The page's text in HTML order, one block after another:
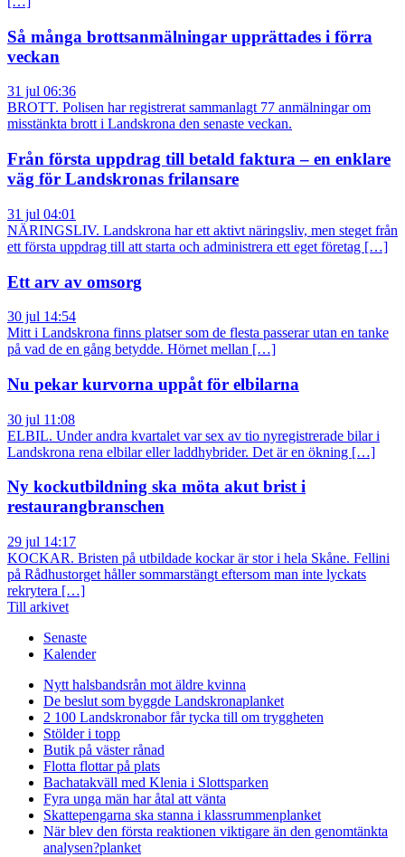
Så många brottsanmälningar upprättades i förra
veckan
31 jul 06:36
BROTT. Polisen har registrerat sammanlagt 77 anmälningar om
misstänkta brott i Landskrona den senaste veckan.
Från första uppdrag till betald faktura – en enklare
väg för Landskronas frilansare
31 jul 04:01
NÄRINGSLIV. Landskrona har ett aktivt näringsliv, men steget från
ett första uppdrag till att starta och administrera ett eget företag […]
Ett arv av omsorg
30 jul 14:54
Mitt i Landskrona finns platser som de flesta passerar utan en tanke
på vad de en gång betydde. Hörnet mellan […]
Nu pekar kurvorna uppåt för elbilarna
30 jul 11:08
ELBIL. Under andra kvartalet var sex av tio nyregistrerade bilar i
Landskrona rena elbilar eller laddhybrider. Det är en ökning […]
Ny kockutbildning ska möta akut brist i
restaurangbranschen
29 jul 14:17
KOCKAR. Bristen på utbildade kockar är stor i hela Skåne. Fellini
på Rådhustorget håller sommarstängt eftersom man inte lyckats
rekrytera […]
Till arkivet
Senaste
Kalender
Nytt halsbandsrån mot äldre kvinna
De beslut som byggde Landskronaplanket
2 100 Landskronabor får tycka till om tryggheten
Stölder i topp
Butik på väster rånad
Flotta flottar på plats
Bachatakväll med Klenia i Slottsparken
Fyra unga män har åtal att vänta
Skattepengarna ska stanna i klassrummenplanket
När blev den första reaktionen viktigare än den genomtänkta
analysen?planket